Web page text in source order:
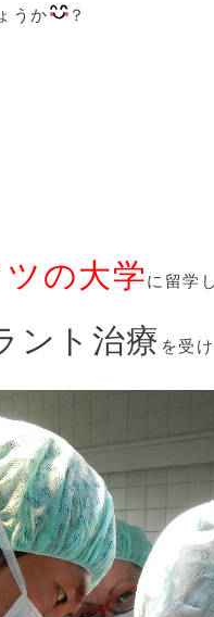
うか ？
の大学に留学
ント治療 を受